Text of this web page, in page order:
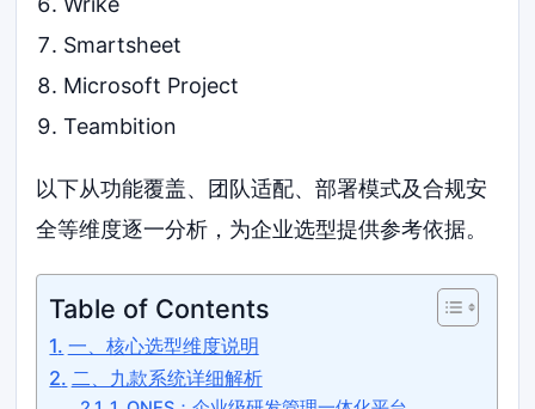
Smartsheet
Microsoft Project
Teambition
以下从功能覆盖、团队适配、部署模式及合规安
全等维度逐一分析，为企业选型提供参考依据。
Table of Contents
一、核心选型维度说明
二、九款系统详细解析